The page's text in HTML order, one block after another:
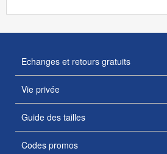
Echanges et retours gratuits
Vie privée
Guide des tailles
Codes promos